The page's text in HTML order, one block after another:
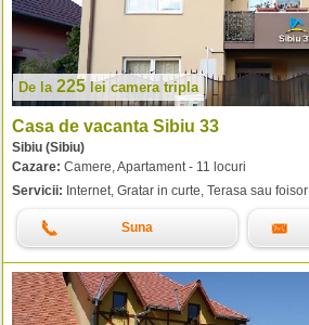
De la 225 lei camera tripla
Casa de vacanta Sibiu 33
Sibiu (Sibiu)
Cazare: Camere, Apartament - 11 locuri
Servicii: Internet, Gratar in curte, Terasa sau foisor
Suna